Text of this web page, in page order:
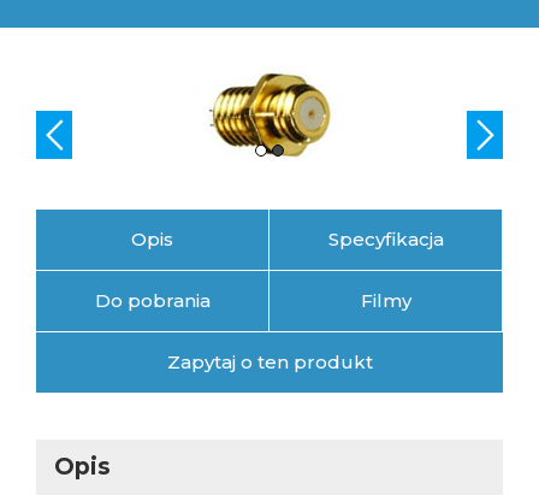
Opis Specyfikacja
Do pobrania Filmy
Zapytaj o ten produkt
Opis